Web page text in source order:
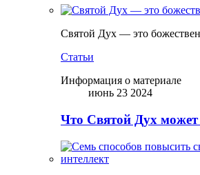
Святой Дух — это
Статьи
Информация о материале
июнь 23 2024
Что Святой Дух может